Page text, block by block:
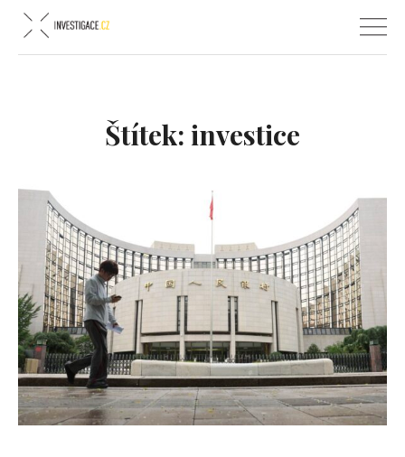
Štítek: investice